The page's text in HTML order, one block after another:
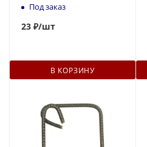
Под заказ
23 ₽/шт
В КОРЗИНУ